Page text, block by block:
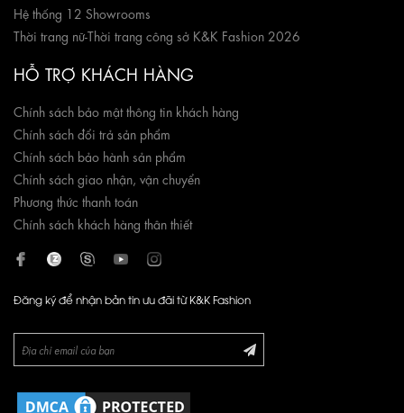
Hệ thống 12 Showrooms
Thời trang nữ-Thời trang công sở K&K Fashion 2026
HỖ TRỢ KHÁCH HÀNG
Chính sách bảo mật thông tin khách hàng
Chính sách đổi trả sản phẩm
Chính sách bảo hành sản phẩm
Chính sách giao nhận, vận chuyển
Phương thức thanh toán
Chính sách khách hàng thân thiết
Đăng ký để nhận bản tin ưu đãi từ K&K Fashion